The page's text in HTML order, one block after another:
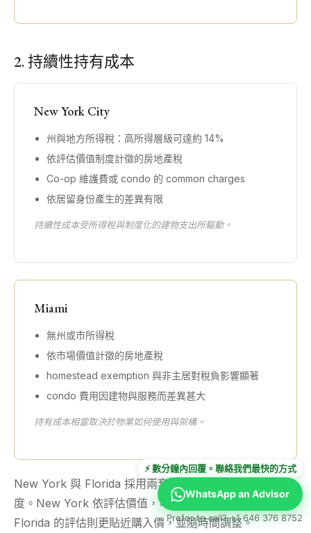
2. 持續性持有成本
New York City
州與地方所得稅：高所得層級可達約 14%
依評估價值制度計徵的房地產稅
Co-op 維護費或 condo 的 common charges
依居留身份產生的差異有限
持續性成本受所得稅與制度化的建物支出所驅動。
Miami
無州或市所得稅
依市場價值計徵的房地產稅
homestead exemption 與非主居對稅負影響顯著
condo 費用因建物與服務而差異甚大
持有成本相當取決於物業如何使用與架構。
New York 與 Florida 採用兩套截然不同的房地產稅制
度。New York 依評估價值，可能與市場價格脫鉤；
Florida 的評估則更貼近購入價，並隨時間調整。
⚡ 數分鐘內回覆。聯絡我們最快的方式
WhatsApp an Advisor
Prefer to call? +1 646 376 8752